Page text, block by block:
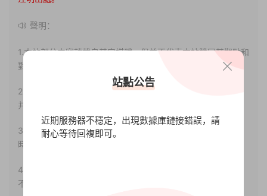
聲明：
1.本站部分内容轉載自其它媒體，但并不代表本站贊同其觀點和
對其真實性負責。
2.若您需要商業運營或用于其他商業活動，請您購買正版授權
并合法使用。
3.如果本站有侵犯、不妥之處的資源，請聯系我們。将會第一
時間解決！
4.本站部分内容均由互聯網收集整理，僅供大家參考、學習，
不存在任何商業目的與商業用途。
站點公告
近期服務器不穩定，出現數據庫鏈接錯誤，請
耐心等待回複即可。